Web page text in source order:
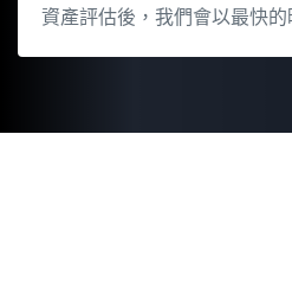
資產評估後，我們會以最快